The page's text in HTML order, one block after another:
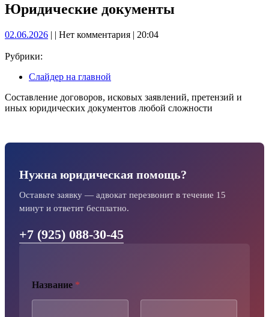
Юридические документы
02.06.202602.06.2026
| | Нет комментария | 20:04
Рубрики:
Слайдер на главной
Составление договоров, исковых заявлений, претензий и
иных юридических документов любой сложности
Нужна юридическая помощь?
Оставьте заявку — адвокат перезвонит в течение 15
минут и ответит бесплатно.
+7 (925) 088-30-45
Название *